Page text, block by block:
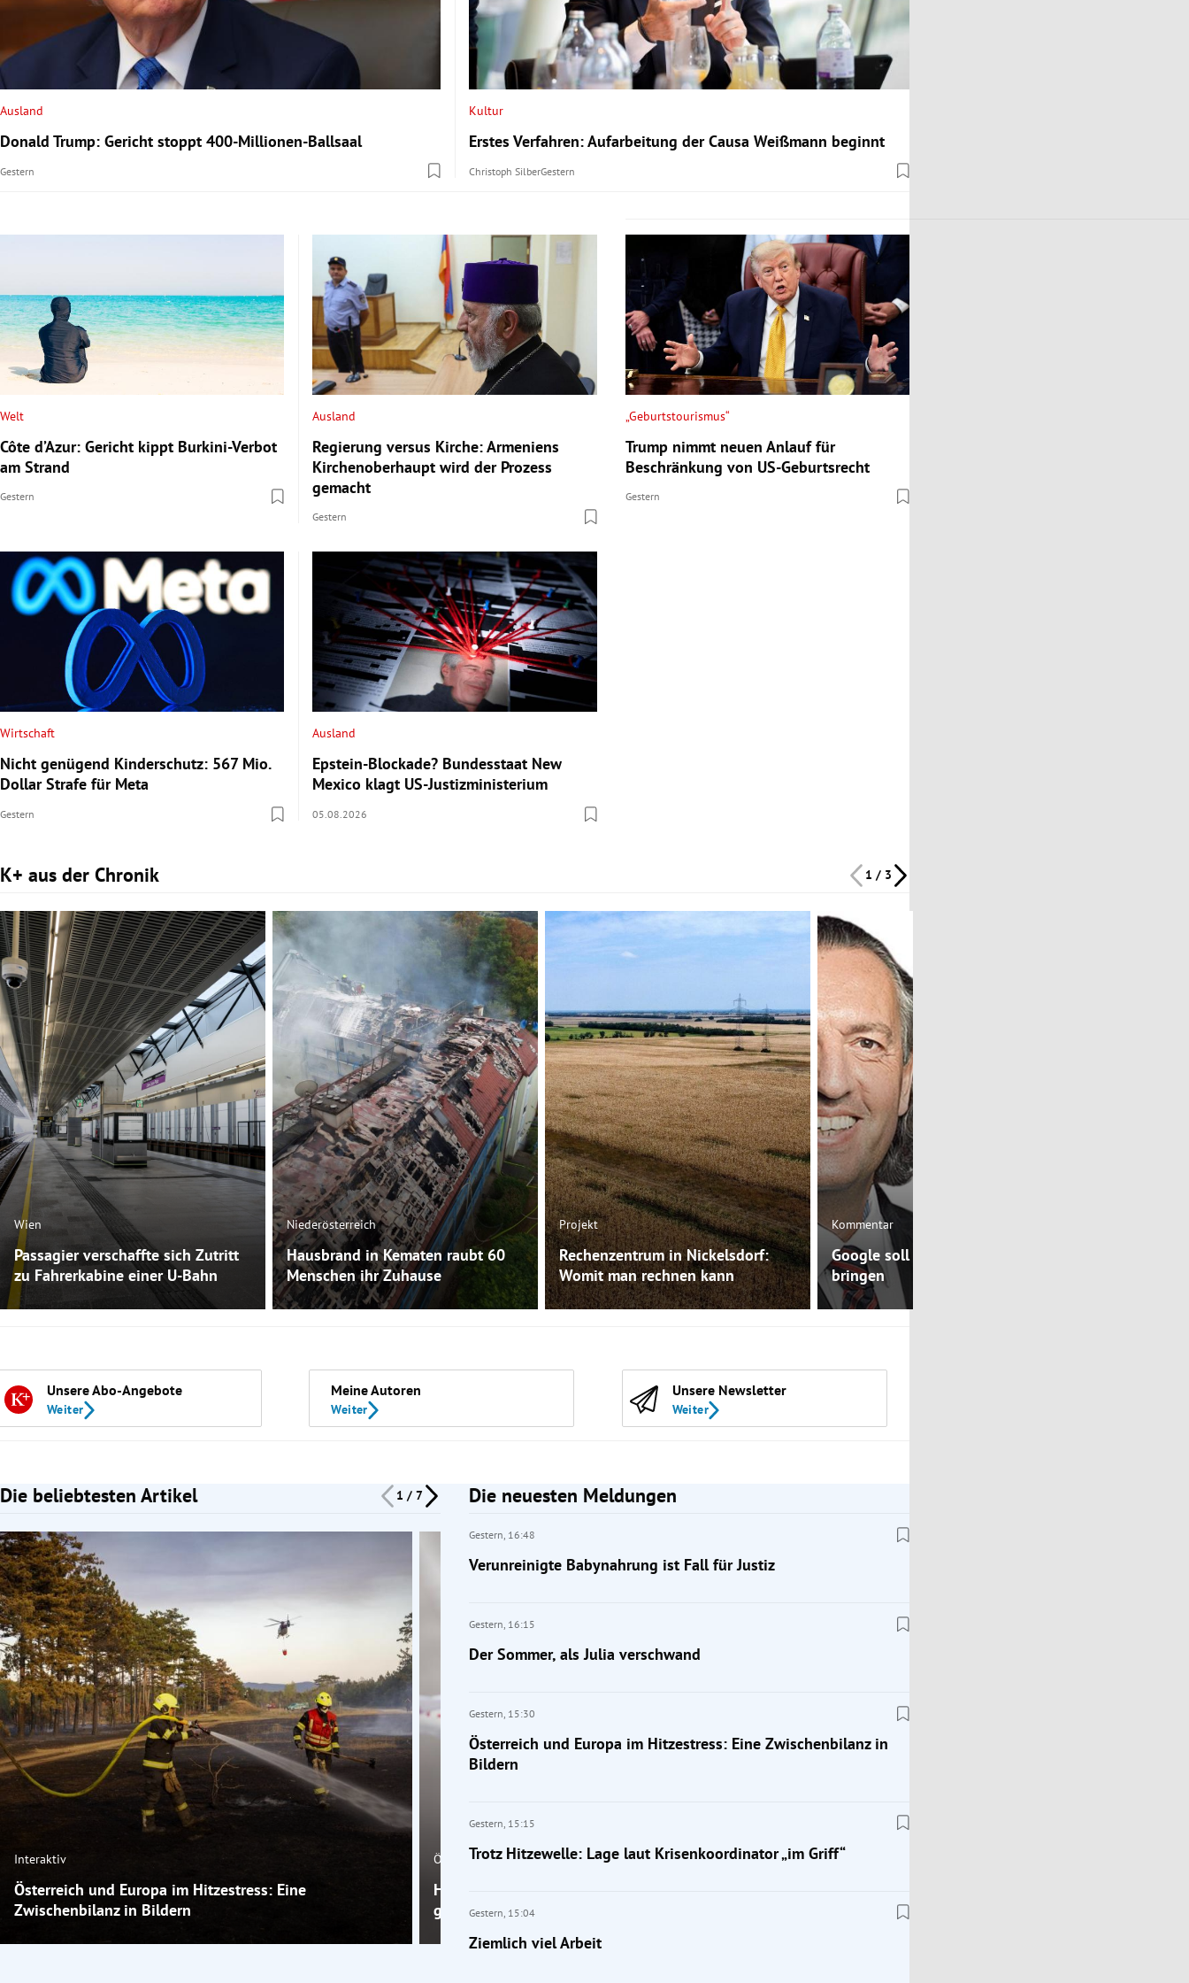
Untermenü
Untermenü
Untermenü
Untermenü
Untermenü
Ausland
Donald Trump: Gericht stoppt 400-Millionen-Ballsaal
Gestern
Kultur
Erstes Verfahren: Aufarbeitung der Causa Weißmann beginnt
Christoph SilberGestern
Welt
Côte d’Azur: Gericht kippt Burkini-Verbot
am Strand
Gestern
Ausland
Regierung versus Kirche: Armeniens
Kirchenoberhaupt wird der Prozess
gemacht
Gestern
„Geburtstourismus“
Trump nimmt neuen Anlauf für
Beschränkung von US-Geburtsrecht
Gestern
Wirtschaft
Nicht genügend Kinderschutz: 567 Mio.
Dollar Strafe für Meta
Gestern
Ausland
Epstein-Blockade? Bundesstaat New
Mexico klagt US-Justizministerium
05.08.2026
K+ aus der Chronik 1 / 3
Slide 1 von 3
Wien
Passagier verschaffte sich Zutritt
zu Fahrerkabine einer U-Bahn
Niederösterreich
Hausbrand in Kematen raubt 60
Menschen ihr Zuhause
Projekt
Rechenzentrum in Nickelsdorf:
Womit man rechnen kann
Kommentar
Google soll auch Wertschöpfung
bringen
Unsere Abo-Angebote
Weiter
Meine Autoren
Weiter
Unsere Newsletter
Weiter
Die beliebtesten Artikel 1 / 7
Slide 1 von 7
Interaktiv
Österreich und Europa im Hitzestress: Eine
Zwischenbilanz in Bildern
Österreich
Homophobe Gewalt steigt: 330 Gewaltverbrechen
gegen Homosexuelle im Vorjahr
angezeigt
Die neuesten Meldungen
Gestern, 16:48
Verunreinigte Babynahrung ist Fall für Justiz
Gestern, 16:15
Der Sommer, als Julia verschwand
Gestern, 15:30
Österreich und Europa im Hitzestress: Eine Zwischenbilanz in
Bildern
Gestern, 15:15
Trotz Hitzewelle: Lage laut Krisenkoordinator „im Griff“
Gestern, 15:04
Ziemlich viel Arbeit